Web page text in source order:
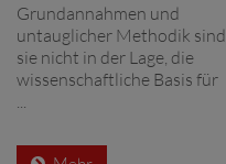
Grundannahmen und
untauglicher Methodik sind
sie nicht in der Lage, die
wissenschaftliche Basis für